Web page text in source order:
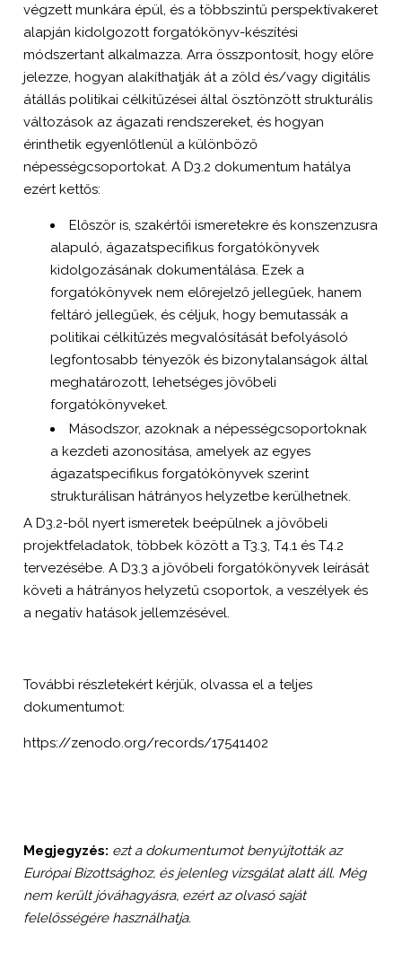
végzett munkára épül, és a többszintű perspektívakeret
alapján kidolgozott forgatókönyv-készítési
módszertant alkalmazza. Arra összpontosít, hogy előre
jelezze, hogyan alakíthatják át a zöld és/vagy digitális
átállás politikai célkitűzései által ösztönzött strukturális
változások az ágazati rendszereket, és hogyan
érinthetik egyenlőtlenül a különböző
népességcsoportokat. A D3.2 dokumentum hatálya
ezért kettős:
Először is, szakértői ismeretekre és konszenzusra
alapuló, ágazatspecifikus forgatókönyvek
kidolgozásának dokumentálása. Ezek a
forgatókönyvek nem előrejelző jellegűek, hanem
feltáró jellegűek, és céljuk, hogy bemutassák a
politikai célkitűzés megvalósítását befolyásoló
legfontosabb tényezők és bizonytalanságok által
meghatározott, lehetséges jövőbeli
forgatókönyveket.
Másodszor, azoknak a népességcsoportoknak
a kezdeti azonosítása, amelyek az egyes
ágazatspecifikus forgatókönyvek szerint
strukturálisan hátrányos helyzetbe kerülhetnek.
A D3.2-ből nyert ismeretek beépülnek a jövőbeli
projektfeladatok, többek között a T3.3, T4.1 és T4.2
tervezésébe. A D3.3 a jövőbeli forgatókönyvek leírását
követi a hátrányos helyzetű csoportok, a veszélyek és
a negatív hatások jellemzésével.
További részletekért kérjük, olvassa el a teljes
dokumentumot:
https://zenodo.org/records/17541402
Megjegyzés: ezt a dokumentumot benyújtották az
Európai Bizottsághoz, és jelenleg vizsgálat alatt áll. Még
nem került jóváhagyásra, ezért az olvasó saját
felelősségére használhatja.